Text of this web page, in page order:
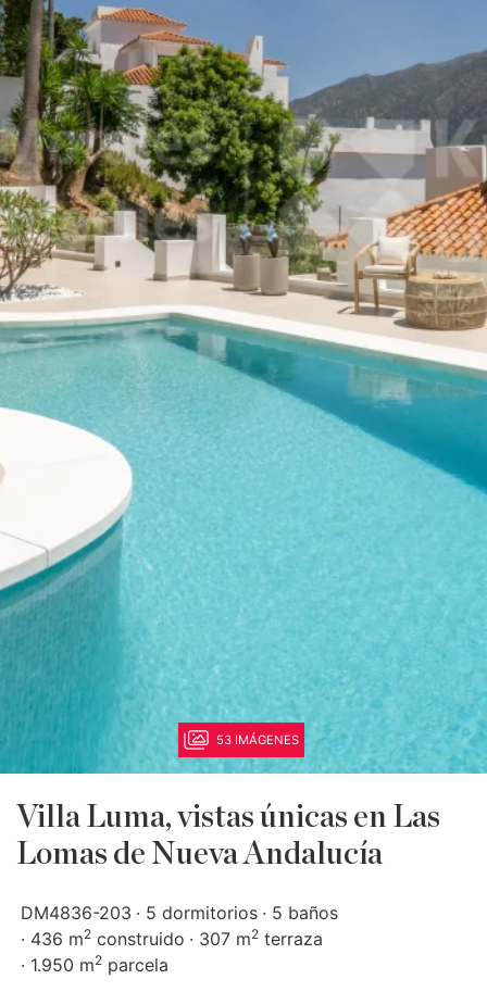
53 IMÁGENES
Villa Luma, vistas únicas en Las
Lomas de Nueva Andalucía
DM4836-203 5 dormitorios
5 baños
436 m2 construido 307 m2 terraza
1.950 m2 parcela